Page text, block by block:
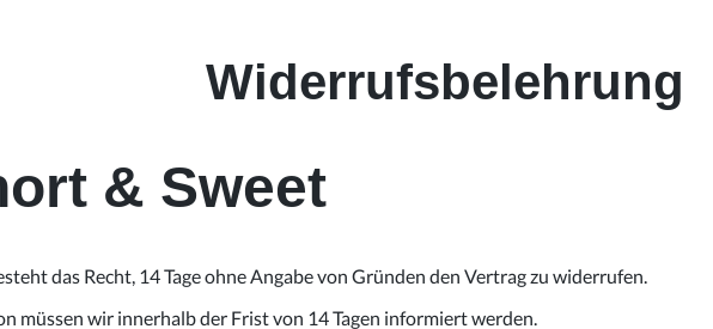
Widerrufsbelehrung
& Sweet
das Recht, 14 Tage ohne Angabe von Gründen den Vertrag zu widerrufen.
müssen wir innerhalb der Frist von 14 Tagen informiert werden.